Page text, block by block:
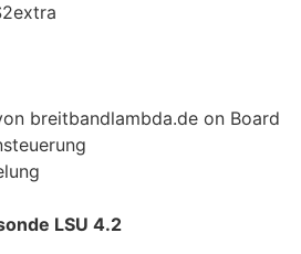
breitbandlambda.de on Board
LSU 4.2